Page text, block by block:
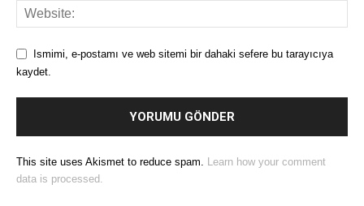
Ismimi, e-postamı ve web sitemi bir dahaki sefere bu tarayıcıya
kaydet.
This site uses Akismet to reduce spam.
Learn how your comment
data is processed.